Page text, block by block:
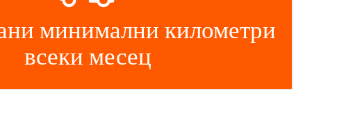
минимални километри
всеки месец